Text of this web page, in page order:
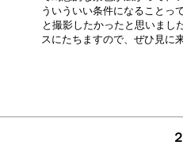
ういういい条件になることっ
と撮影したかったと思いまし